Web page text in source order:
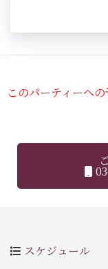
このパーティーへ
スケジュール